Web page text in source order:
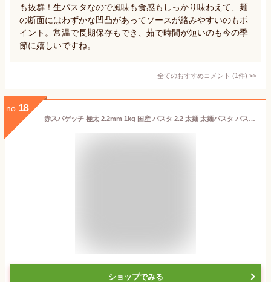
も抜群！生パスタなので風味も食感もしっかり味わえて、麺
の断面にはわずかな凹凸があってソースが絡みやすいのもポ
イント。常温で長期保存もでき、茹で時間が短いのも今の季
節に嬉しいですね。
全てのおすすめコメント (1件) >
no. 18
赤スパゲッチ 極太 2.2mm 1kg 国産 パスタ 2.2 太麺 太麺パスタ パスタ麺 本格 超極太 もちもち 麺 ボルカノ スパゲティ スパゲッティ スパゲティー スパゲッティー ナポリタン
ショップでみる